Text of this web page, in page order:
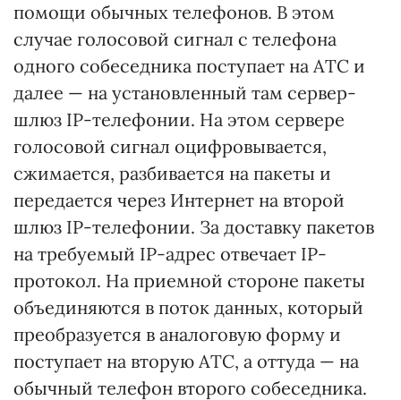
помощи обычных телефонов. В этом
случае голосовой сигнал с телефона
одного собеседника поступает на АТС и
далее — на установленный там сервер-
шлюз IP-телефонии. На этом сервере
голосовой сигнал оцифровывается,
сжимается, разбивается на пакеты и
передается через Интернет на второй
шлюз IP-телефонии. За доставку пакетов
на требуемый IP-адрес отвечает IP-
протокол. На приемной стороне пакеты
объединяются в поток данных, который
преобразуется в аналоговую форму и
поступает на вторую АТС, а оттуда — на
обычный телефон второго собеседника.